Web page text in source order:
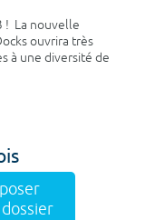
! La nouvelle
ouvrira très
à une diversité de